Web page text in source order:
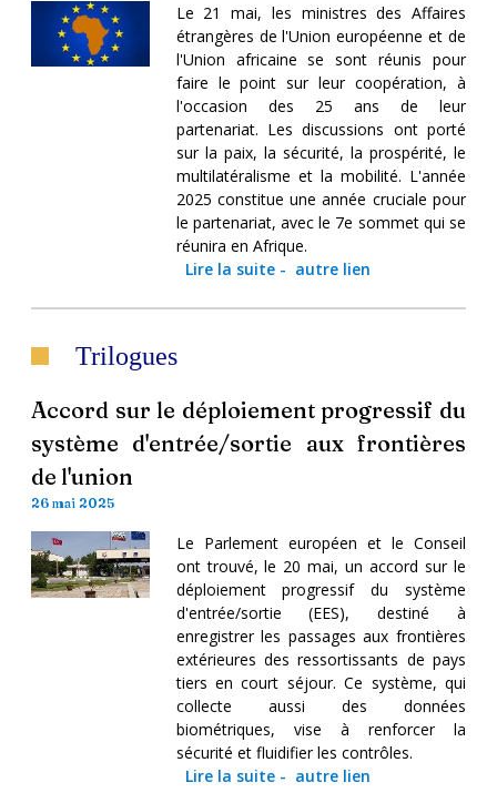
Le 21 mai, les ministres des Affaires
étrangères de l'Union européenne et de
l'Union africaine se sont réunis pour
faire le point sur leur coopération, à
l'occasion des 25 ans de leur
partenariat. Les discussions ont porté
sur la paix, la sécurité, la prospérité, le
multilatéralisme et la mobilité. L'année
2025 constitue une année cruciale pour
le partenariat, avec le 7e sommet qui se
réunira en Afrique.
Lire la suite- autre lien
Trilogues
Accord sur le déploiement progressif du
système d'entrée/sortie aux frontières
de l'union
26 mai 2025
Le Parlement européen et le Conseil
ont trouvé, le 20 mai, un accord sur le
déploiement progressif du système
d'entrée/sortie (EES), destiné à
enregistrer les passages aux frontières
extérieures des ressortissants de pays
tiers en court séjour. Ce système, qui
collecte aussi des données
biométriques, vise à renforcer la
sécurité et fluidifier les contrôles.
Lire la suite- autre lien